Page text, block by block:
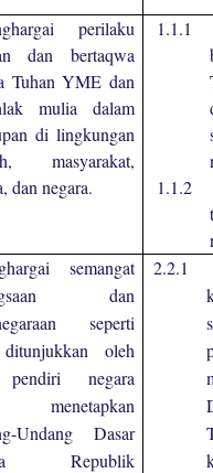
perilaku
dan bertaqwa
Tuhan YME dan
mulia dalam
di lingkungan
masyarakat,
dan negara.
1.1.1
1.1.2
semangat
dan
seperti
oleh
negara
menetapkan
Undang Dasar
Republik
2.2.1